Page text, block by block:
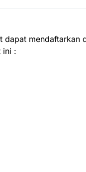
dapat
ini :